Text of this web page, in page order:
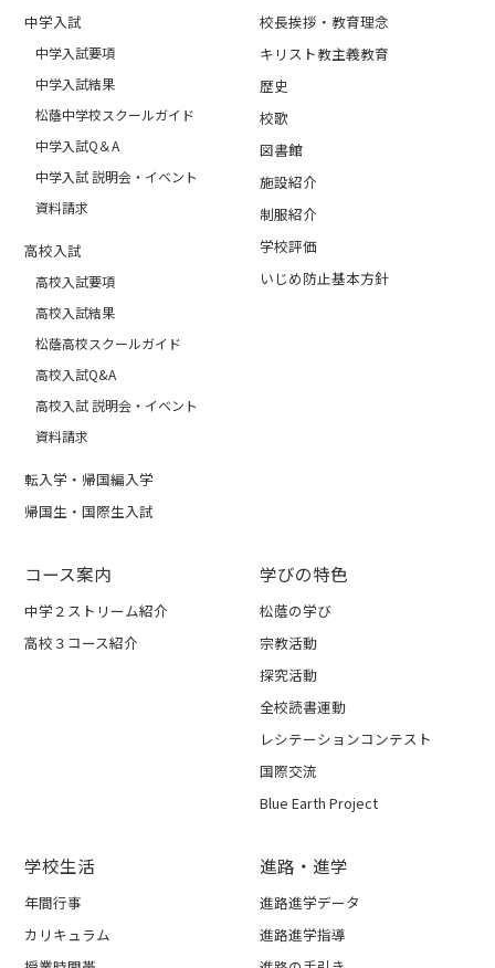
中学入試
中学入試要項
中学入試結果
松蔭中学校スクールガイド
中学入試Q＆A
中学入試 説明会・イベント
資料請求
高校入試
高校入試要項
高校入試結果
松蔭高校スクールガイド
高校入試Q&A
高校入試 説明会・イベント
資料請求
転入学・帰国編入学
帰国生・国際生入試
校長挨拶・教育理念
キリスト教主義教育
歴史
校歌
図書館
施設紹介
制服紹介
学校評価
いじめ防止基本方針
コース案内
中学２ストリーム紹介
高校３コース紹介
学びの特色
松蔭の学び
宗教活動
探究活動
全校読書運動
レシテーションコンテスト
国際交流
Blue Earth Project
学校生活
年間行事
カリキュラム
進路・進学
進路進学データ
進路進学指導